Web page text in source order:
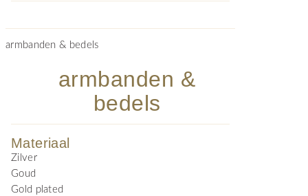
armbanden & bedels
armbanden &
bedels
Materiaal
Zilver
Goud
Gold plated